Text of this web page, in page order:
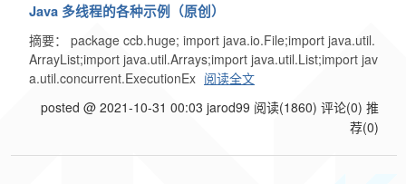
Java 多线程的各种示例（原创）
摘要： package ccb.huge; import java.io.File;import java.util.
ArrayList;import java.util.Arrays;import java.util.List;import jav
a.util.concurrent.ExecutionEx 阅读全文
posted @ 2021-10-31 00:03 jarod99 阅读(1860) 评论(0) 推
荐(0)